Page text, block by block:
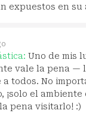
expuestos en su
Uno de mis
vale la pena —
todos. No
¡solo el ambiente
pena visitarlo! :)